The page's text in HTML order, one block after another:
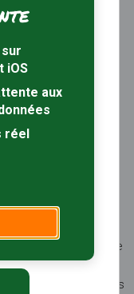
À propos
randos
circuits de
milieux naturels,
du savoir-faire
patrimoine par des
iOS
aux
réel